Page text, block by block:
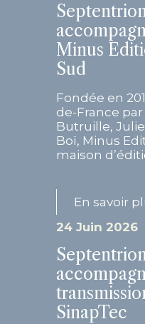
Minus
Sud
Fondée en
de-France
Butruille,
Boï, Minus
maison
En savoir
24 Juin 2026
SinapTec